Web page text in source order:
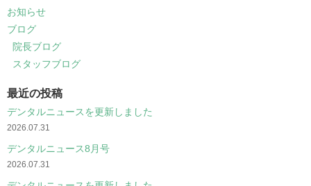
お知らせ
ブログ
院長ブログ
スタッフブログ
最近の投稿
デンタルニュースを更新しました
2026.07.31
デンタルニュース8月号
2026.07.31